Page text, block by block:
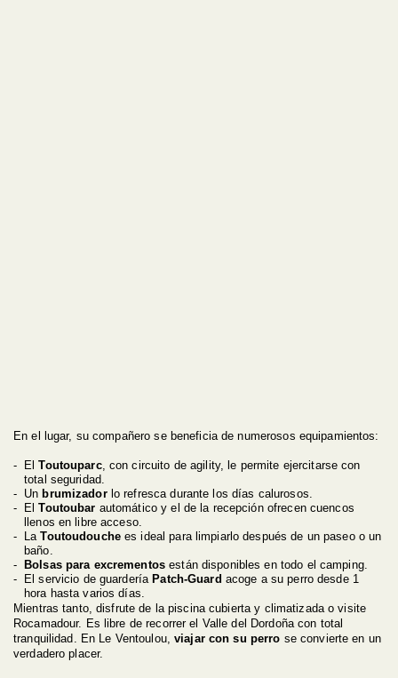
En el lugar, su compañero se beneficia de numerosos equipamientos:
ElToutouparc, con circuito de agility, le permite ejercitarse con
total seguridad.
Un brumizadorlo refresca durante los días calurosos.
ElToutoubar automático y el de la recepción ofrecen cuencos
llenos en libre acceso.
LaToutoudouchees ideal para limpiarlo después de un paseo o un
baño.
Bolsas para excrementos están disponibles en todo el camping.
El servicio de guardería Patch-Guard acoge a su perro desde 1
hora hasta varios días.
Mientras tanto, disfrute de la piscina cubierta y climatizada o visite
Rocamadour. Es libre de recorrer el Valle del Dordoña con total
tranquilidad. En Le Ventoulou,viajar con su perro se convierte en un
verdadero placer.